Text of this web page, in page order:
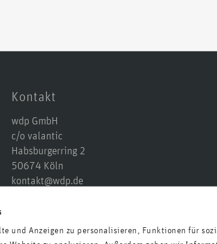
und Anzeigen zu personalisieren, Funktionen für
Kontakt
wdp GmbH
c/o valantic
Habsburgerring 2
50674 Köln
kontakt@wdp.de